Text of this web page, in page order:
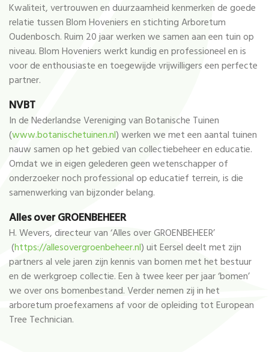
Kwaliteit, vertrouwen en duurzaamheid kenmerken de goede
relatie tussen Blom Hoveniers en stichting Arboretum
Oudenbosch. Ruim 20 jaar werken we samen aan een tuin op
niveau. Blom Hoveniers werkt kundig en professioneel en is
voor de enthousiaste en toegewijde vrijwilligers een perfecte
partner.
NVBT
In de Nederlandse Vereniging van Botanische Tuinen
(www.botanischetuinen.nl) werken we met een aantal tuinen
nauw samen op het gebied van collectiebeheer en educatie.
Omdat we in eigen gelederen geen wetenschapper of
onderzoeker noch professional op educatief terrein, is die
samenwerking van bijzonder belang.
Alles over GROENBEHEER
H. Wevers, directeur van ‘Alles over GROENBEHEER’
(https://allesovergroenbeheer.nl) uit Eersel deelt met zijn
partners al vele jaren zijn kennis van bomen met het bestuur
en de werkgroep collectie. Een à twee keer per jaar ‘bomen’
we over ons bomenbestand. Verder nemen zij in het
arboretum proefexamens af voor de opleiding tot European
Tree Technician.